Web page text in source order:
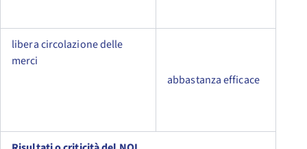
libera circolazione delle
merci
abbastanza efficace